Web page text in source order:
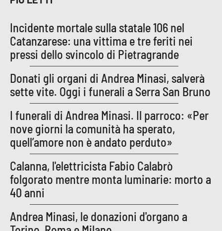
LAC
NETWORK
Lacplay.it
Lactv.it
Laconair.it
Lacitymag.it
Lacapitalenews.it
Ilreggino.it
Cosenzachannel.it
Ilvibonese.it
Incidente mortale sulla statale 106 nel
Catanzarese: una vittima e tre feriti nei
pressi dello svincolo di Pietragrande
Donati gli organi di Andrea Minasi, salverà
sette vite. Oggi i funerali a Serra San Bruno
I funerali di Andrea Minasi. Il parroco: «Per
nove giorni la comunità ha sperato,
quell’amore non è andato perduto»
Calanna, l'elettricista Fabio Calabrò
folgorato mentre monta luminarie: morto a
40 anni
Andrea Minasi, le donazioni d'organo a